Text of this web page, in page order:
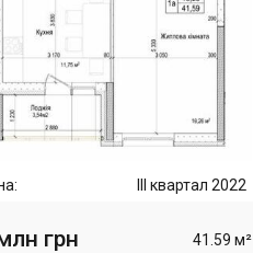
III квартал 2022
грн 41.59 м²